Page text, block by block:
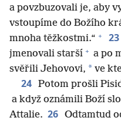
a povzbuzovali je, aby
vstoupíme do Božího
mnoha těžkostmi.“ + 23
jmenovali starší + a po
svěřili Jehovovi, * ve
24 Potom prošli
a když oznámili Boží
Attalie. 26 Odtamtud